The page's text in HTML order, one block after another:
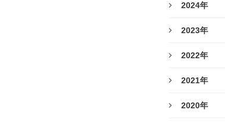
2024年
2023年
2022年
2021年
2020年